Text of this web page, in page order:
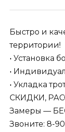
Быстро и
территории!
• Установка
•
• Укладка
СКИДКИ,
Замеры —
Звоните: 8-